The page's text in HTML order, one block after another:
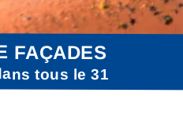
FAÇADES
tous le 31